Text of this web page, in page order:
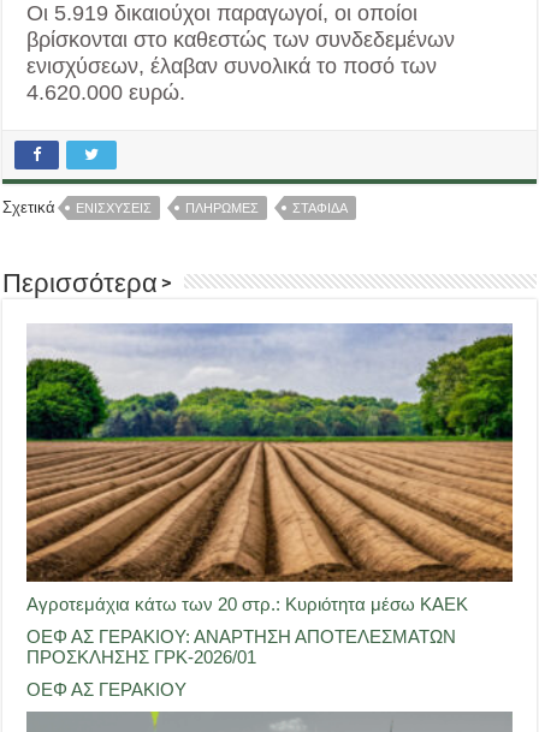
Οι 5.919 δικαιούχοι παραγωγοί, οι οποίοι
βρίσκονται στο καθεστώς των συνδεδεμένων
ενισχύσεων, έλαβαν συνολικά το ποσό των
4.620.000 ευρώ.
Σχετικά ΕΝΙΣΧΥΣΕΙΣ ΠΛΗΡΩΜΕΣ ΣΤΑΦΙΔΑ
Περισσότερα >
Αγροτεμάχια κάτω των 20 στρ.: Κυριότητα μέσω ΚΑΕΚ
ΟΕΦ ΑΣ ΓΕΡΑΚΙΟΥ: ΑΝΑΡΤΗΣΗ ΑΠΟΤΕΛΕΣΜΑΤΩΝ
ΠΡΟΣΚΛΗΣΗΣ ΓΡΚ-2026/01
ΟΕΦ ΑΣ ΓΕΡΑΚΙΟΥ